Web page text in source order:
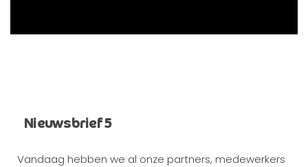
Nieuwsbrief 5
Vandaag hebben we al onze partners, medewerkers